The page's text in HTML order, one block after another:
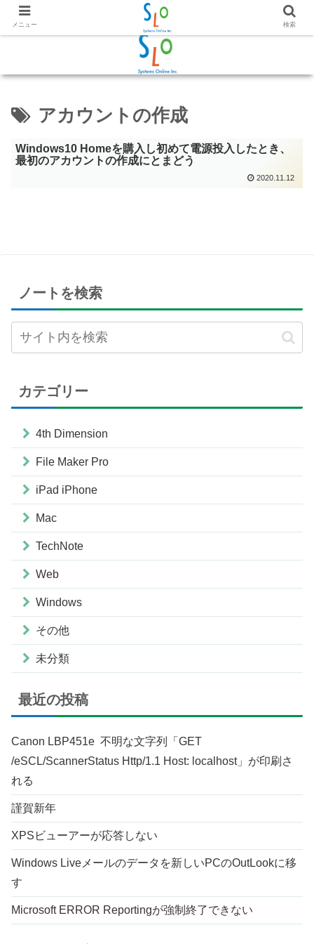
アカウントの作成
Windows10 Homeを購入し初めて電源投入したとき、
最初のアカウントの作成にとまどう
2020.11.12
ノートを検索
カテゴリー
4th Dimension
File Maker Pro
iPad iPhone
Mac
TechNote
Web
Windows
その他
未分類
最近の投稿
Canon LBP451e 不明な文字列「GET
/eSCL/ScannerStatus Http/1.1 Host: localhost」が印刷さ
れる
謹賀新年
XPSビューアーが応答しない
Windows Liveメールのデータを新しいPCのOutLookに移
す
Microsoft ERROR Reportingが強制終了できない
メニュー 検索